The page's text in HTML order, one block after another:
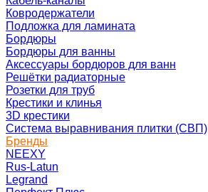
Ковродержатели
Подложка для ламината
Бордюры
Бордюры для ванны
Аксессуары бордюров для ванн
Решётки радиаторные
Розетки для труб
Крестики и клинья
3D крестики
Система выравнивания плитки (СВП)
Бренды
NEEXY
Rus-Latun
Legrand